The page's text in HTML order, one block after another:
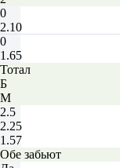
0
2.10
0
1.65
Тотал
Б
М
2.5
2.25
1.57
Обе забьют